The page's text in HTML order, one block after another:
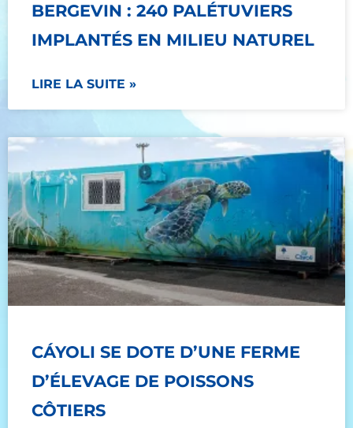
BERGEVIN : 240 PALÉTUVIERS
IMPLANTÉS EN MILIEU NATUREL
LIRE LA SUITE »
CÁYOLI SE DOTE D’UNE FERME
D’ÉLEVAGE DE POISSONS
CÔTIERS